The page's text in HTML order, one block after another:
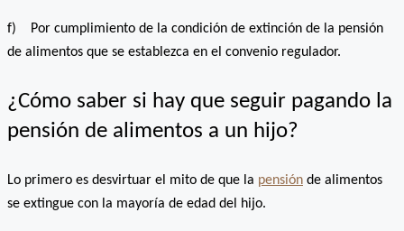
f)
Por cumplimiento de la condición de extinción de la pensión
de alimentos que se establezca en el convenio regulador.
¿Cómo saber si hay que seguir pagando la
pensión de alimentos a un hijo?
Lo primero es desvirtuar el mito de que la pensión de alimentos
se extingue con la mayoría de edad del hijo.